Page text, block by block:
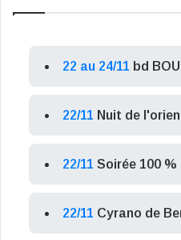
22 au 24/11 bd
22/11 Nuit de
22/11 Soirée 100
22/11 Cyrano de